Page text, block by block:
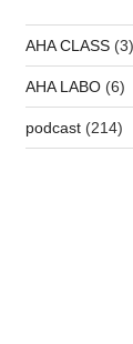
AHA CLASS(3)
AHA LABO(6)
podcast(214)